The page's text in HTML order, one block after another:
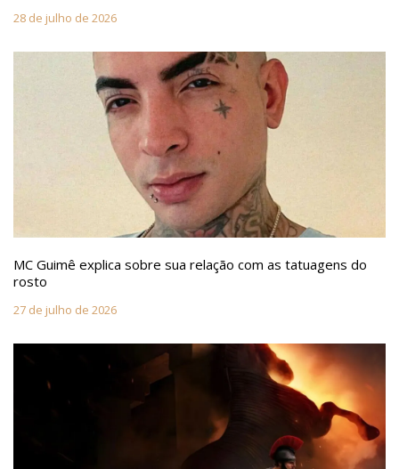
28 de julho de 2026
MC Guimê explica sobre sua relação com as tatuagens do
rosto
27 de julho de 2026